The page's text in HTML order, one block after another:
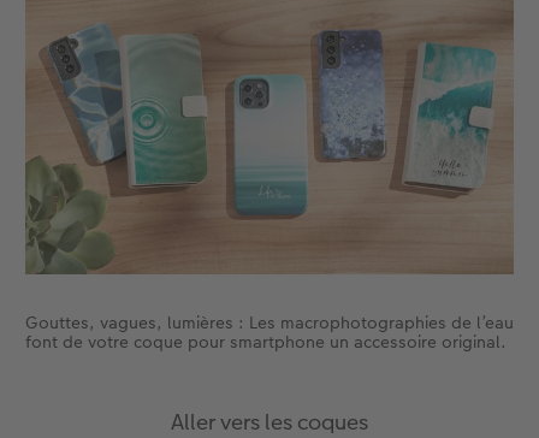
Accessoires
Gouttes, vagues, lumières : Les macrophotographies de l’eau
font de votre coque pour smartphone un accessoire original.
Aller vers les coques